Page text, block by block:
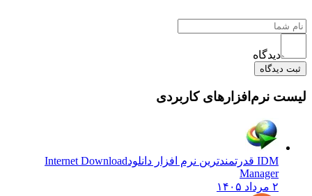
دیدگاه
ثبت دیدگاه
لیست نرم‌افزارهای کاربردی
IDM قدرتمندترین نرم افزار دانلود
Internet Download
Manager
۲ مرداد ۱۴۰۵